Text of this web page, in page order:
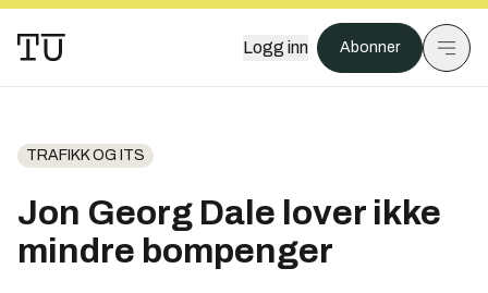
Logg inn Abonner
TRAFIKK OG ITS
Jon Georg Dale lover ikke
mindre bompenger